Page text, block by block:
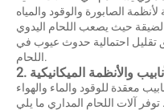
تقليل احتمالية حدوث عيوب في
اللحام.
والأنظمة الميكانيكية
معقدة للوقود والماء والهواء